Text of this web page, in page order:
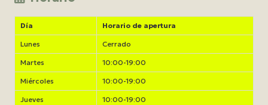
Día Horario de apertura
Lunes Cerrado
Martes 10:00-19:00
Miércoles 10:00-19:00
Jueves 10:00-19:00